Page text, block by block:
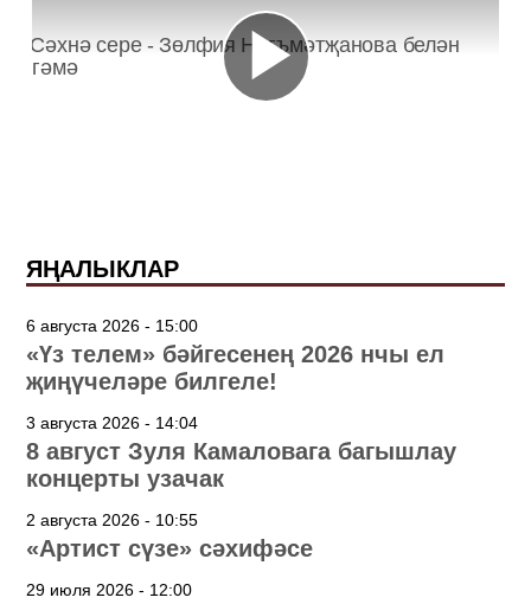
ЯҢАЛЫКЛАР
6 августа 2026 - 15:00
«Үз телем» бәйгесенең 2026 нчы ел
җиңүчеләре билгеле!
3 августа 2026 - 14:04
8 август Зуля Камаловага багышлау
концерты узачак
2 августа 2026 - 10:55
«Артист сүзе» сәхифәсе
29 июля 2026 - 12:00